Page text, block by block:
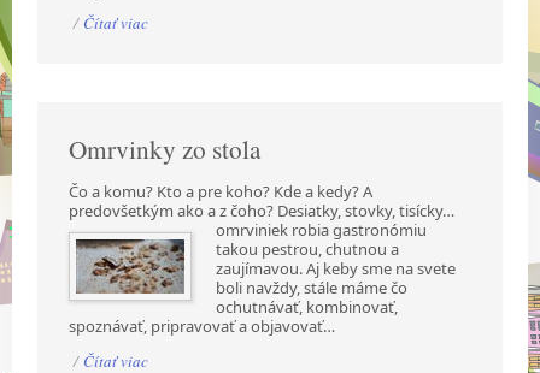
/ Čítať viac
Omrvinky zo stola
Čo a komu? Kto a pre koho? Kde a kedy? A
predovšetkým ako a z čoho? Desiatky, stovky,tisícky…
omrviniek robia gastronómiu
takou pestrou, chutnou a
zaujímavou. Aj keby sme na svete
boli navždy, stále máme čo
ochutnávať, kombinovať,
spoznávať, pripravovať a objavovať…
/ Čítať viac